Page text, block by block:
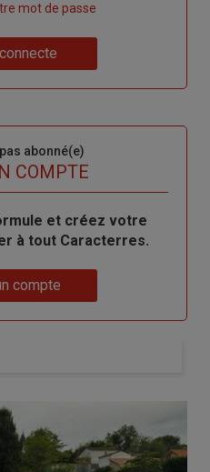
mot de passe
abonné(e)
COMPTE
et créez votre
à tout Caracterres.
compte